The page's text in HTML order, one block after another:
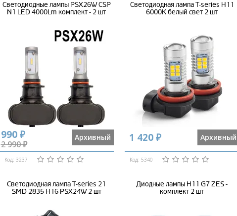
Светодиодные лампы PSX26W CSP
N1 LED 4000Lm комплект - 2 шт
990 ₽
2 990 ₽
Архивный
Код: 3237
Светодиодная лампа T-series H11
6000K белый свет 2 шт
1 420 ₽ Архивный
Код: 5340
Светодиодная лампа T-series 21
SMD 2835 H16 PSX24W 2 шт
Диодные лампы H11 G7 ZES -
комплект 2 шт